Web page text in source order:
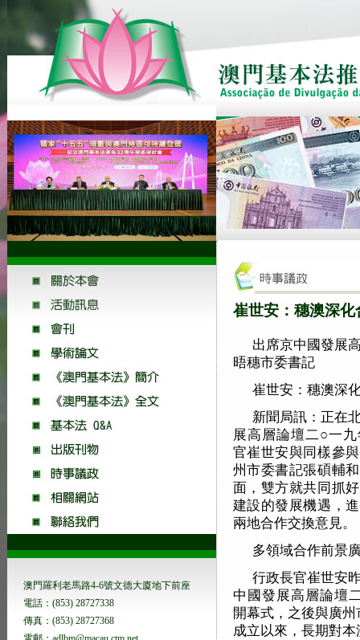
澳門羅利老馬路4-6號文德大廈地下前座
電話：(853) 28727338
傳真：(853) 28727368
崔世安：穗澳深化
出席京中國發展
晤穗市委書記
崔世安：穗澳深
新聞局訊：正在
展高層論壇二○一
官崔世安與同樣參
州市委書記張碩輔
面，雙方就共同抓
建設的發展機遇，
兩地合作交換意見。
多領域合作前景
行政長官崔世安
中國發展高層論壇
開幕式，之後與廣
成立以來，長期對